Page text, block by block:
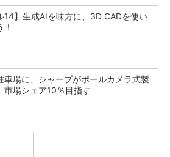
14】生成AIを味方に、3D CADを使い
車場に、シャープがポールカメラ式製
場シェア10％目指す